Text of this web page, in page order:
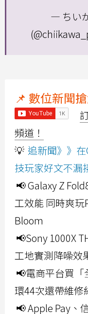
— ちい
📌 數位新聞
頻道！
💡 追新聞》》
技玩家好文不漏
📢 Galaxy Z
工效能 同時爽
Bloom
📢Sony 1000X
工地實測降噪效
📢電商平台買
環44次還帶維修
📢 Apple Pay、